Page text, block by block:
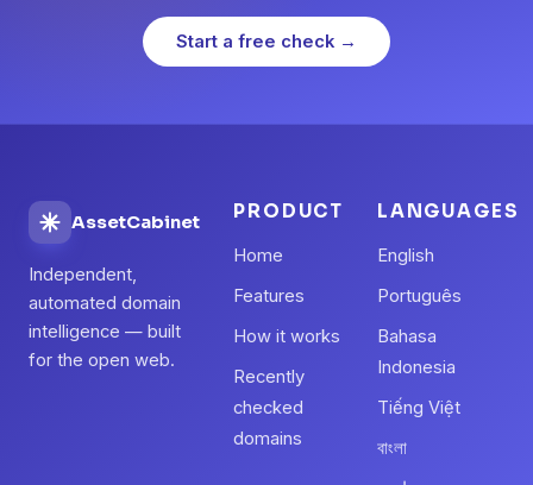
Start a free check →
AssetCabinet
Independent,
automated domain
intelligence — built
for the open web.
PRODUCT
Home
Features
How it works
Recently
checked
domains
LANGUAGES
English
Português
Bahasa
Indonesia
Tiếng Việt
বাংলা